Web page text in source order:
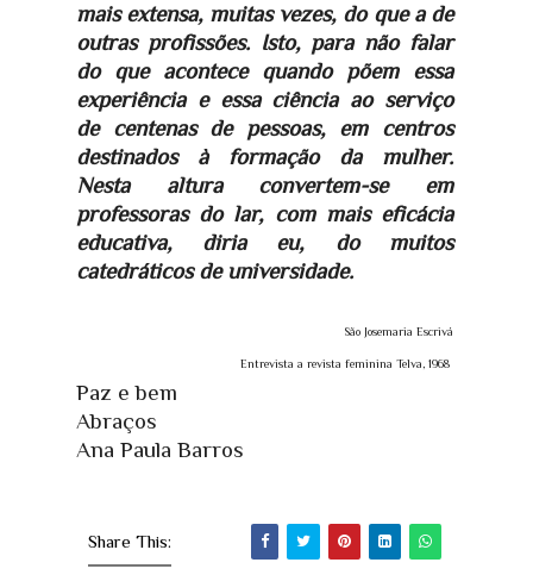
mais extensa, muitas vezes, do que a de
outras profissões. Isto, para não falar
do que acontece quando põem essa
experiência e essa ciência ao serviço
de centenas de pessoas, em centros
destinados à formação da mulher.
Nesta altura convertem-se em
professoras do lar, com mais eficácia
educativa, diria eu, do muitos
catedráticos de universidade.
São Josemaria Escrivá
Entrevista a revista feminina Telva, 1968
Paz e bem
Abraços
Ana Paula Barros
Share This: